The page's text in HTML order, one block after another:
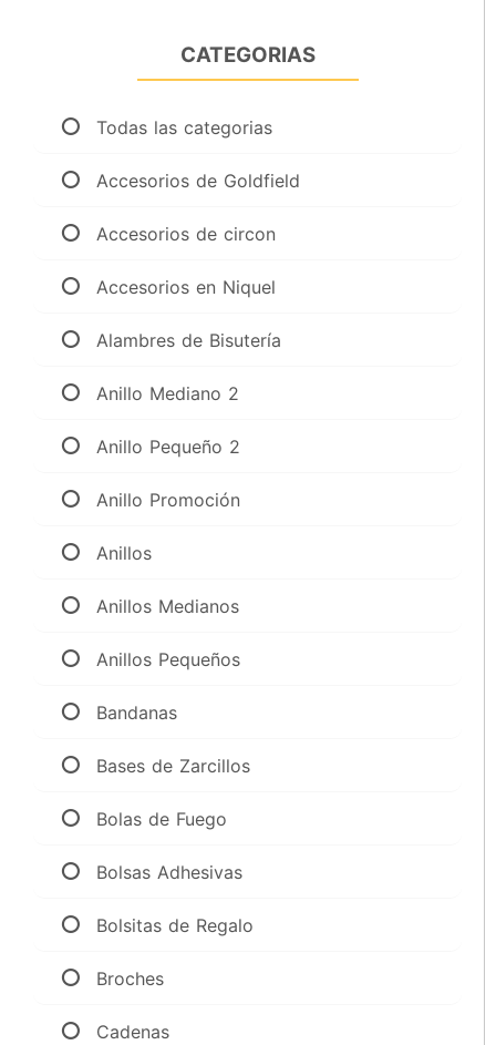
CATEGORIAS
Todas las categorias
Accesorios de Goldfield
Accesorios de circon
Accesorios en Niquel
Alambres de Bisutería
Anillo Mediano 2
Anillo Pequeño 2
Anillo Promoción
Anillos
Anillos Medianos
Anillos Pequeños
Bandanas
Bases de Zarcillos
Bolas de Fuego
Bolsas Adhesivas
Bolsitas de Regalo
Broches
Cadenas